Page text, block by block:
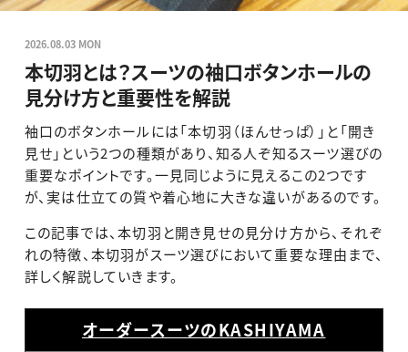
2026.08.03 MON
本切羽とは？スーツの袖口ボタンホールの
見分け方と重要性を解説
袖口のボタンホールには「本切羽（ほんせっぱ）」と「開き
見せ」という2つの種類があり、知る人ぞ知るスーツ選びの
重要なポイントです。一見同じように見えるこの2つです
が、実は仕立ての質や着心地に大きな違いがあるのです。
この記事では、本切羽と開き見せの見分け方から、それぞ
れの特徴、本切羽がスーツ選びにおいて重要な理由まで、
詳しく解説していきます。
オーダースーツのKASHIYAMA